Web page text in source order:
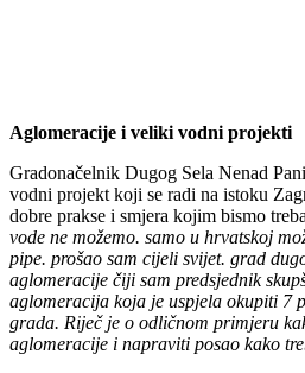
Aglomeracije i veliki vodni projekti
Gradonačelnik Dugog Sela Nenad
vodni projekt koji se radi na istoku
dobre prakse i smjera kojim bismo
vode ne možemo. samo u hrvatskoj
pipe. prošao sam cijeli svijet. grad
aglomeracije čiji sam predsjednik
aglomeracija koja je uspjela okupiti 7
grada. Riječ je o odličnom primjeru
aglomeracije i napraviti posao kako